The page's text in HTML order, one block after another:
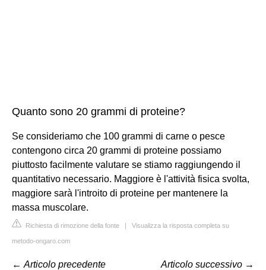
Quanto sono 20 grammi di proteine?
Se consideriamo che 100 grammi di carne o pesce
contengono circa 20 grammi di proteine possiamo
piuttosto facilmente valutare se stiamo raggiungendo il
quantitativo necessario. Maggiore è l'attività fisica svolta,
maggiore sarà l'introito di proteine per mantenere la
massa muscolare.
Richiesta di rimozione della fonte | Visualizza la risposta completa su
metodo-ongaro.com
← Articolo precedente
Articolo successivo →